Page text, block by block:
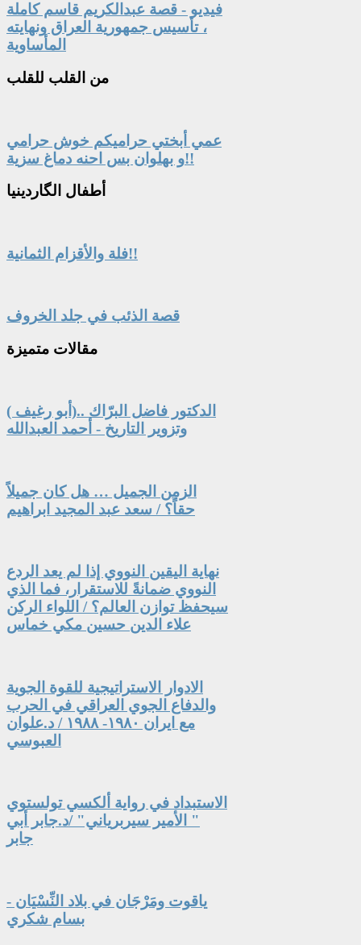
فيديو - قصة عبدالكريم قاسم كاملة
، تأسيس جمهورية العراق ونهايته
المأساوية
من القلب للقلب
عمي أبختي حراميكم خوش حرامي
و بهلوان بس احنه دماغ سزية!!
أطفال الگاردينيا
فلة والأقزام الثمانية!!
قصة الذئب في جلد الخروف
مقالات متميزة
الدكتور فاضل البرّاك ..(أبو رغيف )
وتزوير التاريخ - أحمد العبدالله
الزمن الجميل … هل كان جميلاً
حقاً؟ / سعد عبد المجيد ابراهيم
نهاية اليقين النووي إذا لم يعد الردع
النووي ضمانةً للاستقرار، فما الذي
سيحفظ توازن العالم؟ / اللواء الركن
علاء الدين حسين مكي خماس
الادوار الاستراتيجية للقوة الجوية
والدفاع الجوي العراقي في الحرب
مع ايران ١٩٨٠- ١٩٨٨ / د.علوان
العبوسي
الاستبداد في رواية ألكسي تولستوي
" الأمير سيربرياني" /د.جابر أبي
جابر
ياقوت ومَرْجَان في بلاد النِّسْيَان -
بسام شكري